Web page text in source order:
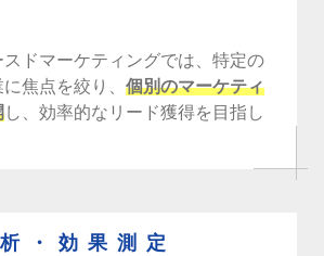
ドマーケティングでは、特定の
焦点を絞り、 個別のマーケティ
し、効率的なリード獲得を目指し
・効果測定